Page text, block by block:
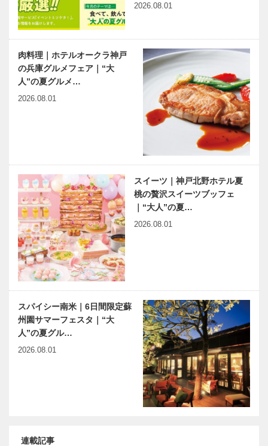
2026.08.01
肉料理｜ホテルオークラ神戸
の兵庫グルメフェア｜“大
人”の夏グルメ…
2026.08.01
スイーツ｜神戸北野ホテル夏
桃の贅沢スイーツブッフェ
｜“大人”の夏…
2026.08.01
スパイシー南米｜6日間限定蘇
州園サマーフェスタ｜“大
人”の夏グル…
2026.08.01
連載記事